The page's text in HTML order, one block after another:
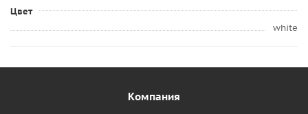
Цвет
white
Компания